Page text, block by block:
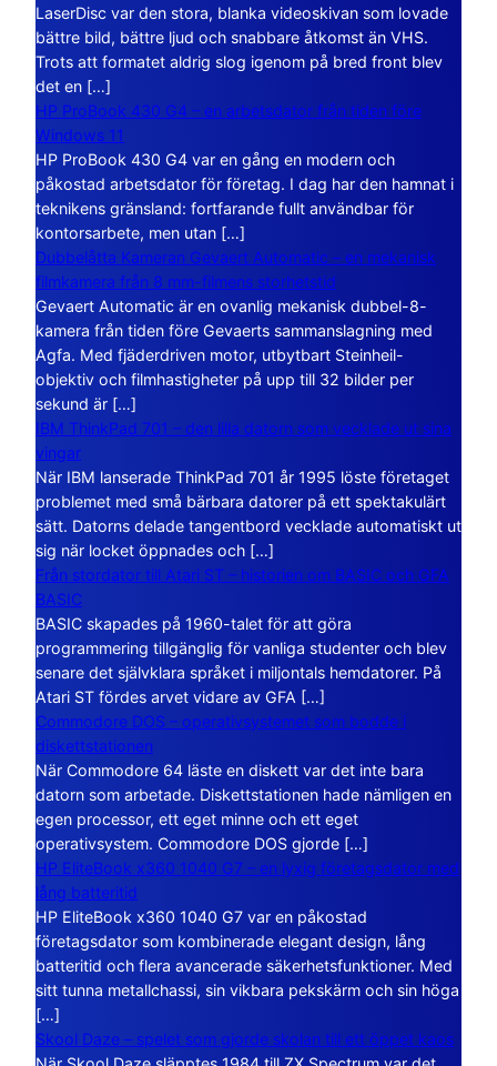
LaserDisc var den stora, blanka videoskivan som lovade
bättre bild, bättre ljud och snabbare åtkomst än VHS.
Trots att formatet aldrig slog igenom på bred front blev
det en […]
HP ProBook 430 G4 – en arbetsdator från tiden före
Windows 11
HP ProBook 430 G4 var en gång en modern och
påkostad arbetsdator för företag. I dag har den hamnat i
teknikens gränsland: fortfarande fullt användbar för
kontorsarbete, men utan […]
Dubbelåtta Kameran Gevaert Automatic – en mekanisk
filmkamera från 8 mm-filmens storhetstid
Gevaert Automatic är en ovanlig mekanisk dubbel-8-
kamera från tiden före Gevaerts sammanslagning med
Agfa. Med fjäderdriven motor, utbytbart Steinheil-
objektiv och filmhastigheter på upp till 32 bilder per
sekund är […]
IBM ThinkPad 701 – den lilla datorn som vecklade ut sina
vingar
När IBM lanserade ThinkPad 701 år 1995 löste företaget
problemet med små bärbara datorer på ett spektakulärt
sätt. Datorns delade tangentbord vecklade automatiskt ut
sig när locket öppnades och […]
Från stordator till Atari ST – historien om BASIC och GFA
BASIC
BASIC skapades på 1960-talet för att göra
programmering tillgänglig för vanliga studenter och blev
senare det självklara språket i miljontals hemdatorer. På
Atari ST fördes arvet vidare av GFA […]
Commodore DOS – operativsystemet som bodde i
diskettstationen
När Commodore 64 läste en diskett var det inte bara
datorn som arbetade. Diskettstationen hade nämligen en
egen processor, ett eget minne och ett eget
operativsystem. Commodore DOS gjorde […]
HP EliteBook x360 1040 G7 – en lyxig företagsdator med
lång batteritid
HP EliteBook x360 1040 G7 var en påkostad
företagsdator som kombinerade elegant design, lång
batteritid och flera avancerade säkerhetsfunktioner. Med
sitt tunna metallchassi, sin vikbara pekskärm och sin höga
[…]
Skool Daze – spelet som gjorde skolan till ett öppet kaos